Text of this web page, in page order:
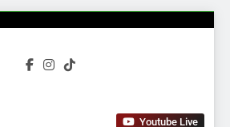
Gubuku
Youtube Live